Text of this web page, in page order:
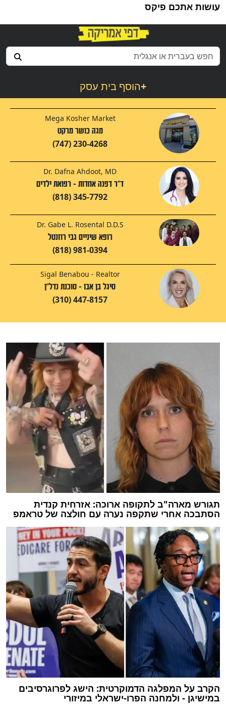
עושות אתכם פיקס
הוסף בית עסק+
Mega Kosher Market
מגה כושר מרקט
(747) 230-4268
Dr. Dafna Ahdoot, MD
ד"ר דפנה אחדות - רפואת ילדים
(818) 345-7792
Dr. Gabe L. Rosental D.D.S
רופא שיניים גבי רוזנטל
(818) 981-0394
Sigal Benabou - Realtor
סיגל בן אבו - סוכנת נדל"ן
(310) 447-8157
תגורש מארה"ב לתקופה ארוכה: אזרחית קנדית
הסתבכה אחרי שתקפה נערה עם חולצה של טראמפ
הקרב על המפלגה הדמוקרטית: הישג לפרוגרסיבים
במישיגן - ולמחנה הפרו-ישראלי במיזורי